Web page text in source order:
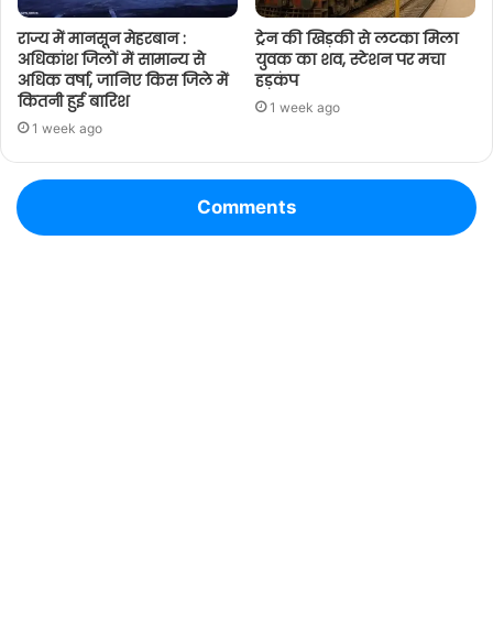
राज्य में मानसून मेहरबान :
अधिकांश जिलों में सामान्य से
अधिक वर्षा, जानिए किस जिले में
कितनी हुई बारिश
1 week ago
ट्रेन की खिड़की से लटका मिला
युवक का शव, स्टेशन पर मचा
हड़कंप
1 week ago
Comments